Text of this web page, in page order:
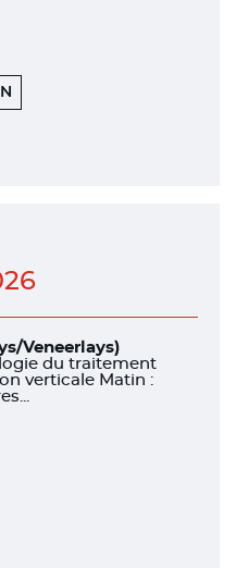
Veneerlays)
du traitement
verticale Matin :